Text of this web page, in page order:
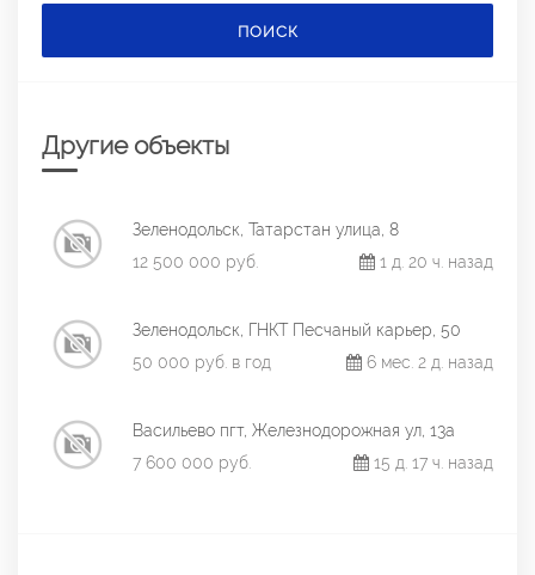
ПОИСК
Другие объекты
Зеленодольск, Татарстан улица, 8
12 500 000 руб.
1 д. 20 ч. назад
Зеленодольск, ГНКТ Песчаный карьер, 50
50 000 руб. в год
6 мес. 2 д. назад
Васильево пгт, Железнодорожная ул, 13а
7 600 000 руб.
15 д. 17 ч. назад